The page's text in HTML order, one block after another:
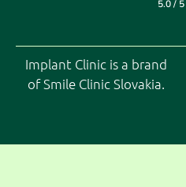
Implant Clinic is a brand
of Smile Clinic Slovakia.